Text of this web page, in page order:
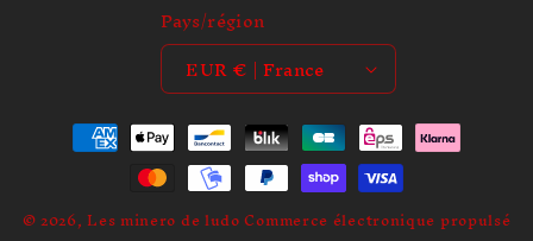
Pays/région
EUR € | France
Moyens
paiement
© 2026,Les minero de ludoCommerce électronique propulsé